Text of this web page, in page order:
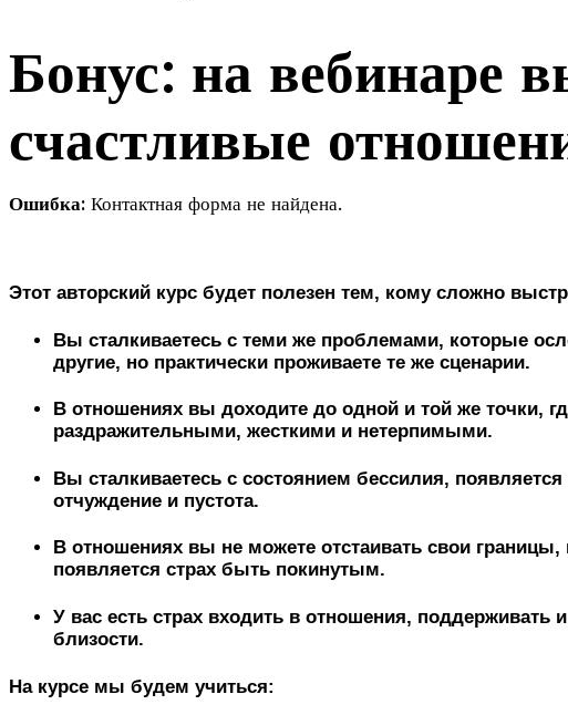
Бонус: на вебинаре
счастливые
Ошибка: Контактная форма не найдена.
Этот авторский курс будет полезен тем, кому сложно
Вы сталкиваетесь с теми же проблемами, которые
другие, но практически проживаете те же сценарии.
В отношениях вы доходите до одной и той же точки,
раздражительными, жесткими и нетерпимыми.
Вы сталкиваетесь с состоянием бессилия,
отчуждение и пустота.
В отношениях вы не можете отстаивать свои
появляется страх быть покинутым.
У вас есть страх входить в отношения,
близости.
На курсе мы будем учиться: